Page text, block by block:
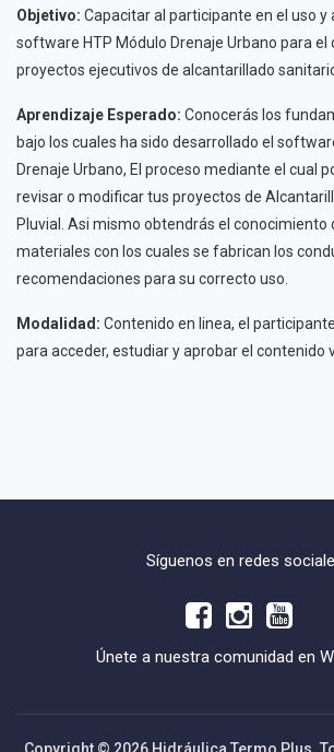
Objetivo: Capacitar al participante en el uso y
software HTP Módulo Drenaje Urbano para el
proyectos ejecutivos de alcantarillado sanitario
Aprendizaje Esperado: Conocerás los
bajo los cuales ha sido desarrollado el
Drenaje Urbano, El proceso mediante el cual
revisar o modificar tus proyectos de
Pluvial. Asi mismo obtendrás el conocimiento
materiales con los cuales se fabrican los
recomendaciones para su correcto uso.
Modalidad: Contenido en linea, el
para acceder, estudiar y aprobar el contenido
Síguenos en redes
Únete a nuestra comunidad en